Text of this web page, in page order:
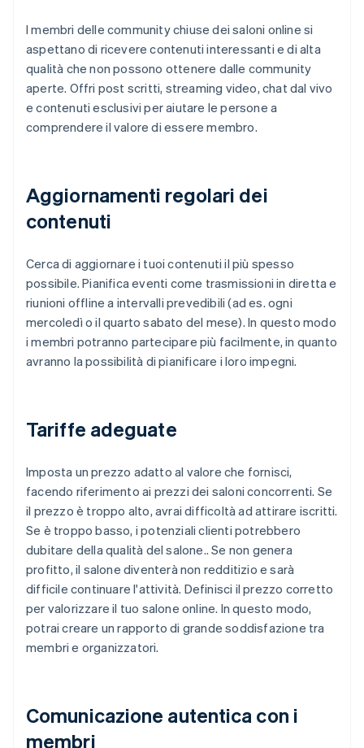
I membri delle community chiuse dei saloni online si
aspettano di ricevere contenuti interessanti e di alta
qualità che non possono ottenere dalle community
aperte. Offri post scritti, streaming video, chat dal vivo
e contenuti esclusivi per aiutare le persone a
comprendere il valore di essere membro.
Aggiornamenti regolari dei
contenuti
Cerca di aggiornare i tuoi contenuti il più spesso
possibile. Pianifica eventi come trasmissioni in diretta e
riunioni offline a intervalli prevedibili (ad es. ogni
mercoledì o il quarto sabato del mese). In questo modo
i membri potranno partecipare più facilmente, in quanto
avranno la possibilità di pianificare i loro impegni.
Tariffe adeguate
Imposta un prezzo adatto al valore che fornisci,
facendo riferimento ai prezzi dei saloni concorrenti. Se
il prezzo è troppo alto, avrai difficoltà ad attirare iscritti.
Se è troppo basso, i potenziali clienti potrebbero
dubitare della qualità del salone.. Se non genera
profitto, il salone diventerà non redditizio e sarà
difficile continuare l'attività. Definisci il prezzo corretto
per valorizzare il tuo salone online. In questo modo,
potrai creare un rapporto di grande soddisfazione tra
membri e organizzatori.
Comunicazione autentica con i
membri